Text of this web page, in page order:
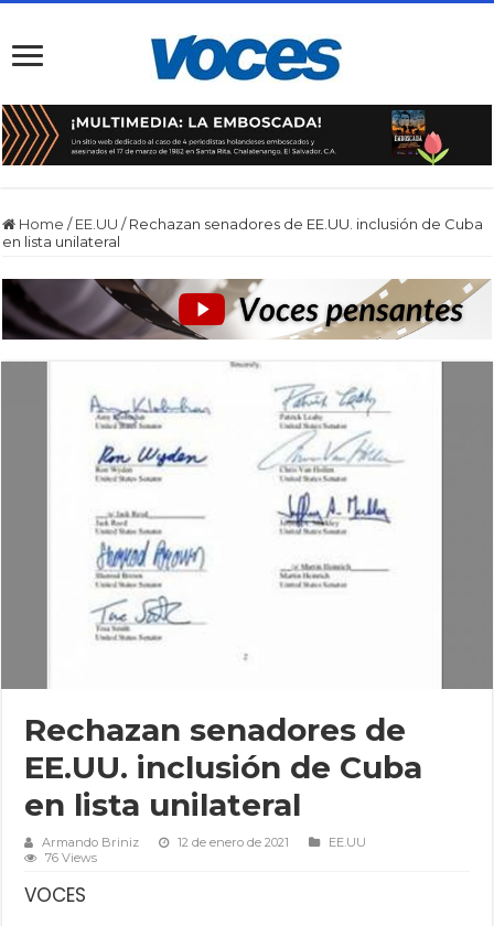
Home / EE.UU / Rechazan senadores de EE.UU. inclusión de Cuba
en lista unilateral
Rechazan senadores de
EE.UU. inclusión de Cuba
en lista unilateral
Armando Briniz 12 de enero de 2021
EE.UU
76 Views
VOCES